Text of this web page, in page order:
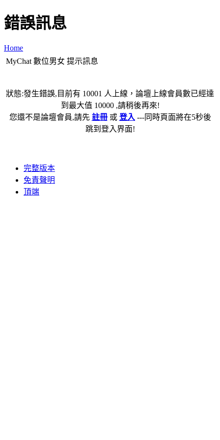
錯誤訊息
Home
MyChat 數位男女 提示訊息
狀態:發生錯誤,目前有 10001 人上線，論壇上線會員數已經達
到最大值 10000 ,請稍後再來!
您還不是論壇會員,請先 註冊或 登入 ---同時頁面將在5秒後
跳到登入界面!
完整版本
免責聲明
頂端